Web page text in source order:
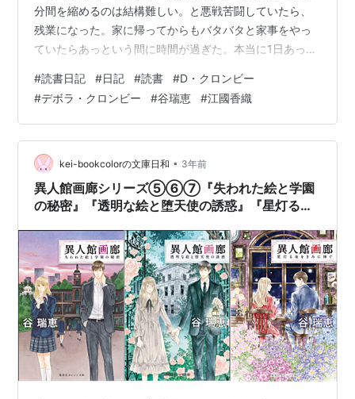
分間を縮めるのは結構難しい。と悪戦苦闘していたら、
残業になった。家に帰ってからもバタバタと家事をやっ
ていたらあっという間に時間が過ぎた。本当に1日あっと
に桜新町で降りた。桜神宮は思っていた1/5スケールだっ
たけれど、とても綺麗で澄んでいた。御朱印も素敵で並
んでいた人にならって2種類お願いした。その後、パン屋
に寄って公園でピクニックした。美味しいパン屋さんに
行くと美味しいのは分かるのだけれど、特別美味しいみ
たいなのがイマイチ…
#読書日記 #日記 #読書 #D・クロンビー
#デボラ・クロンビー #谷瑞恵 #江國香織
kei-bookcolorの文庫日和 • 3年前
異人館画廊シリーズ⑤⑥⑦『失われた絵と学園
の秘密』『透明な絵と堕天使の誘惑』『星灯る夜
す！